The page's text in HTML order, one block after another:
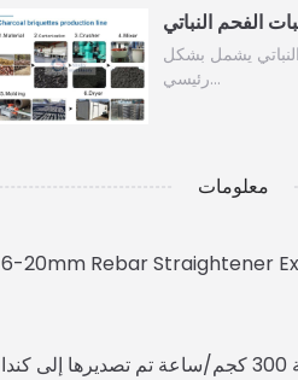
الفحم النباتي
يشمل بشكل
رئيسي…
معلومات
6-20mm Rebar Straightener